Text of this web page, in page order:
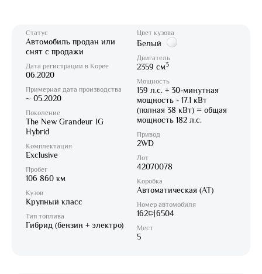
Статус
Автомобиль продан или
снят с продажи
Дата регистрации в Корее
06.2020
Примерная дата производства
~ 05.2020
Поколение
The New Grandeur IG
Hybrid
Комплектация
Exclusive
Пробег
106 860 км
Кузов
Крупный класс
Тип топлива
Гибрид (бензин + электро)
Цвет кузова
Белый
Двигатель
2359 см3
Мощность
159 л.с. + 30-минутная
мощность - 17.1 кВт
(полная 38 кВт) = общая
мощность 182 л.с.
Привод
2WD
Лот
42070078
Коробка
Автоматическая (AT)
Номер автомобиля
162더6504
Мест
5